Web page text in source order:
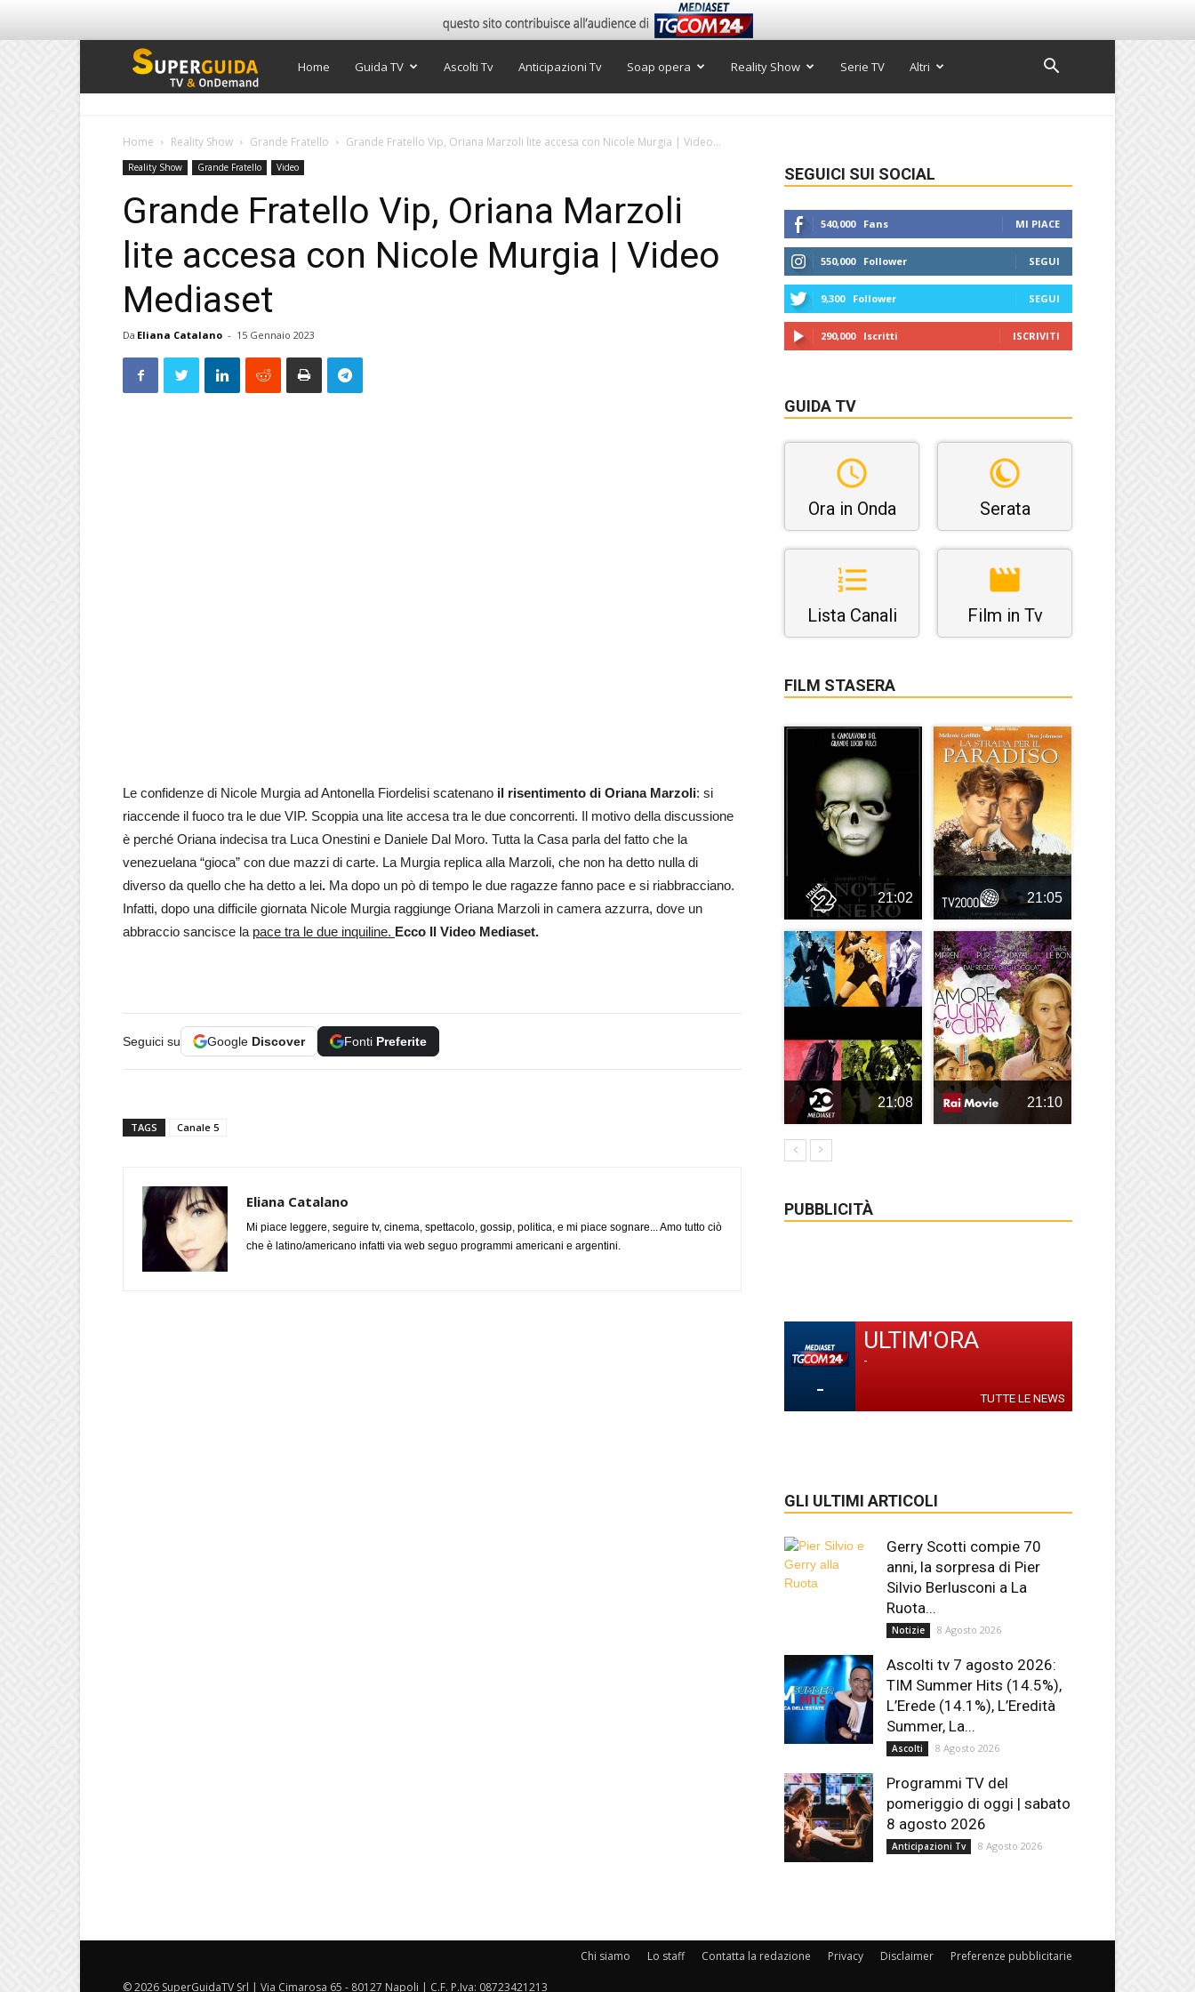
Super
TV
Home Guida TV Ascolti Tv Anticipazioni Tv Soap opera Reality Show Serie TV Altri
Home Reality Show Grande Fratello Grande Fratello Vip, Oriana Marzoli lite accesa con Nicole Murgia | Video...
Reality Show Grande Fratello Video
Grande Fratello Vip, Oriana Marzoli
lite accesa con Nicole Murgia | Video
Mediaset
Da Eliana Catalano - 15 Gennaio 2023
Le confidenze di Nicole Murgia ad Antonella Fiordelisi scatenano il risentimento di Oriana Marzoli: si
riaccende il fuoco tra le due VIP. Scoppia una lite accesa tra le due concorrenti. Il motivo della discussione
è perché Oriana indecisa tra Luca Onestini e Daniele Dal Moro. Tutta la Casa parla del fatto che la
venezuelana “gioca” con due mazzi di carte. La Murgia replica alla Marzoli, che non ha detto nulla di
diverso da quello che ha detto a lei. Ma dopo un pò di tempo le due ragazze fanno pace e si riabbracciano.
Infatti, dopo una difficile giornata Nicole Murgia raggiunge Oriana Marzoli in camera azzurra, dove un
abbraccio sancisce la pace tra le due inquiline. Ecco Il Video Mediaset.
Seguici su Google Discover Fonti Preferite
TAGS Canale 5
Eliana Catalano
Mi piace leggere, seguire tv, cinema, spettacolo, gossip, politica, e mi piace sognare... Amo tutto ciò
che è latino/americano infatti via web seguo programmi americani e argentini.
SEGUICI SUI SOCIAL
540,000 Fans MI PIACE
550,000 Follower SEGUI
9,300 Follower SEGUI
290,000 Iscritti ISCRIVITI
GUIDA TV
Ora in Onda Serata
Lista Canali Film in Tv
FILM STASERA
21:02 21:05
21:08 21:10
PUBBLICITÀ
-
ULTIM'ORA
-
TUTTE LE NEWS
GLI ULTIMI ARTICOLI
Gerry Scotti compie 70
anni, la sorpresa di Pier
Silvio Berlusconi a La
Ruota...
Notizie 8 Agosto 2026
Ascolti tv 7 agosto 2026:
TIM Summer Hits (14.5%),
L’Erede (14.1%), L’Eredità
Summer, La...
Ascolti 8 Agosto 2026
Programmi TV del
pomeriggio di oggi | sabato
8 agosto 2026
Anticipazioni Tv 8 Agosto 2026
Chi siamo Lo staff Contatta la redazione Privacy Disclaimer Preferenze pubblicitarie
© 2026 SuperGuidaTV Srl | Via Cimarosa 65 - 80127 Napoli | C.F. P.Iva: 08723421213